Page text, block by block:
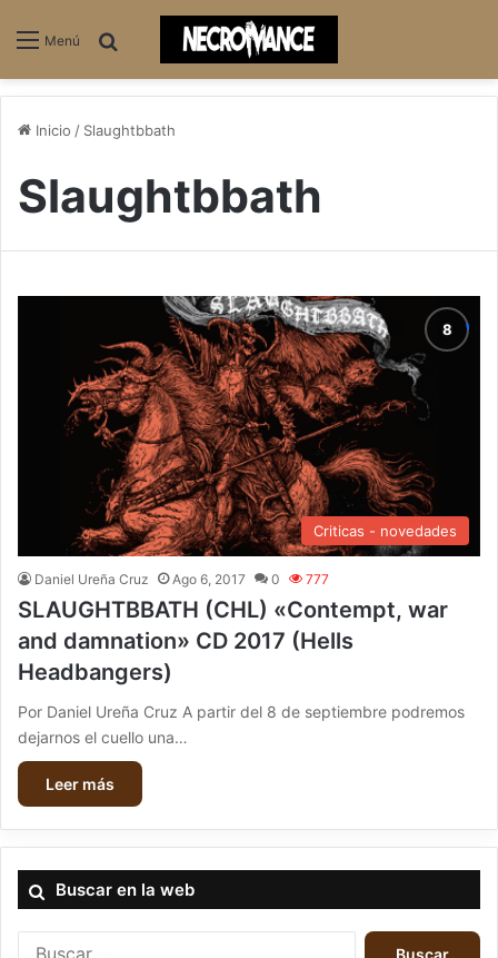
Menú
Inicio / Slaughtbbath
Slaughtbbath
Criticas - novedades
Daniel Ureña Cruz Ago 6, 2017 0 777
SLAUGHTBBATH (CHL) «Contempt, war
and damnation» CD 2017 (Hells
Headbangers)
Por Daniel Ureña Cruz A partir del 8 de septiembre podremos
dejarnos el cuello una…
Leer más
Buscar en la web